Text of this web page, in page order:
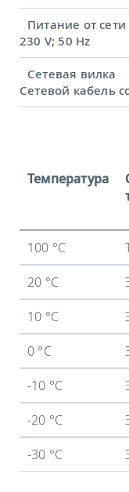
Питание от сети
230 V; 50 Hz
Сетевая вилка
Сетевой кабель
Температура
100 °C
20 °C
10 °C
0 °C
-10 °C
-20 °C
-30 °C